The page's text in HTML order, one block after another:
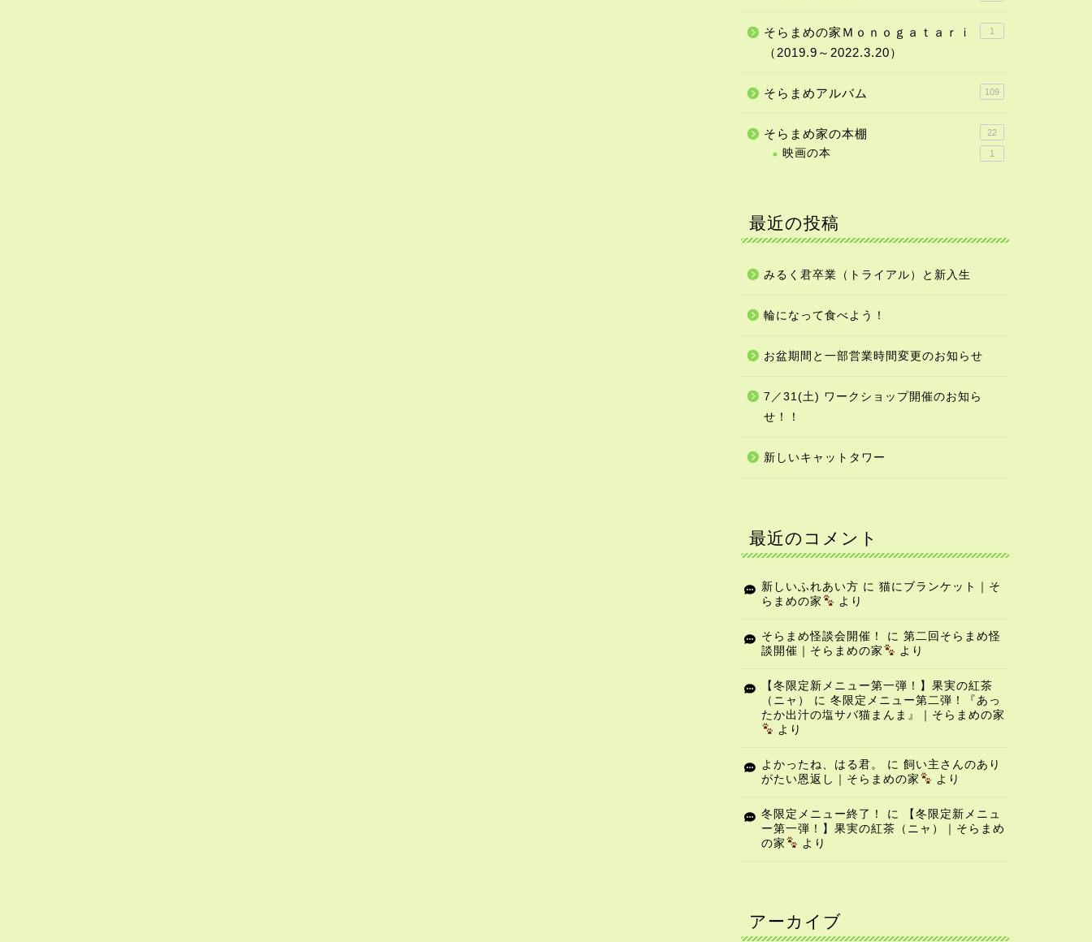
そらまめの家Ｍｏｎｏｇａｔａｒｉ
（2019.9～2022.3.20）
1
そらまめアルバム 109
そらまめ家の本棚 22
映画の本 1
最近の投稿
みるく君卒業（トライアル）と新入生
輪になって食べよう！
お盆期間と一部営業時間変更のお知らせ
7／31(土) ワークショップ開催のお知ら
せ！！
新しいキャットタワー
最近のコメント
新しいふれあい方 に 猫にブランケット｜そ
らまめの家
より
そらまめ怪談会開催！ に 第二回そらまめ怪
談開催｜そらまめの家
より
【冬限定新メニュー第一弾！】果実の紅茶
（ニャ）
に 冬限定メニュー第二弾！『あっ
たか出汁の塩サバ猫まんま』｜そらまめの家
より
よかったね、はる君。 に 飼い主さんのあり
がたい恩返し｜そらまめの家
より
冬限定メニュー終了！ に
【冬限定新メニュ
ー第一弾！】果実の紅茶（ニャ）｜そらまめ
の家
より
アーカイブ